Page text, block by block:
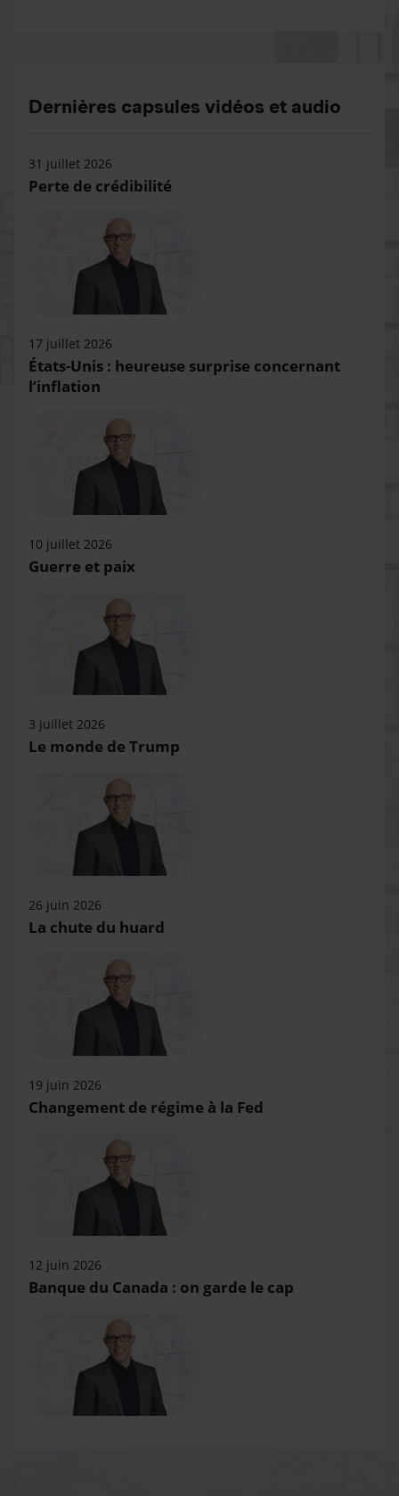
Dernières capsules vidéos et audio
31 juillet 2026
Perte de crédibilité
17 juillet 2026
États-Unis : heureuse surprise concernant
l’inflation
10 juillet 2026
Guerre et paix
3 juillet 2026
Le monde de Trump
26 juin 2026
La chute du huard
19 juin 2026
Changement de régime à la Fed
12 juin 2026
Banque du Canada : on garde le cap